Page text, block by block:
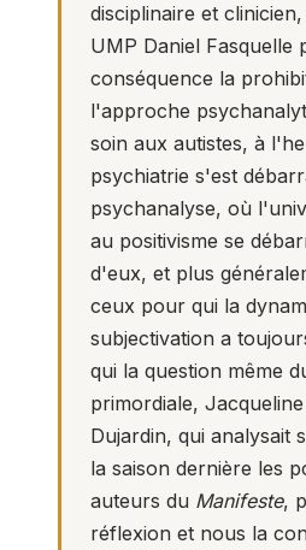
disciplinaire et
UMP Daniel Fasquelle
conséquence la
l'approche
soin aux autistes, à
psychiatrie s'est
psychanalyse, où
au positivisme se
d'eux, et plus
ceux pour qui la
subjectivation a
qui la question même
primordiale,
Dujardin, qui analysait
la saison dernière les
auteurs du Manifeste,
réflexion et nous la